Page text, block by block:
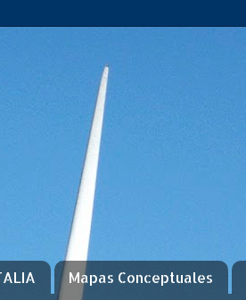
Mapas Conceptuales